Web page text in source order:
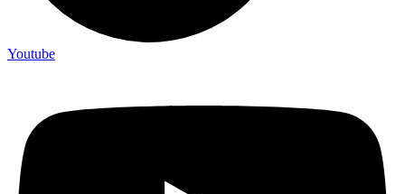
Youtube